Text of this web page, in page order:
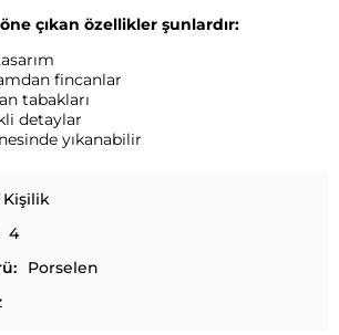
çıkan özellikler şunlardır:
fincanlar
tabakları
detaylar
yıkanabilir
Kişilik
4
Porselen